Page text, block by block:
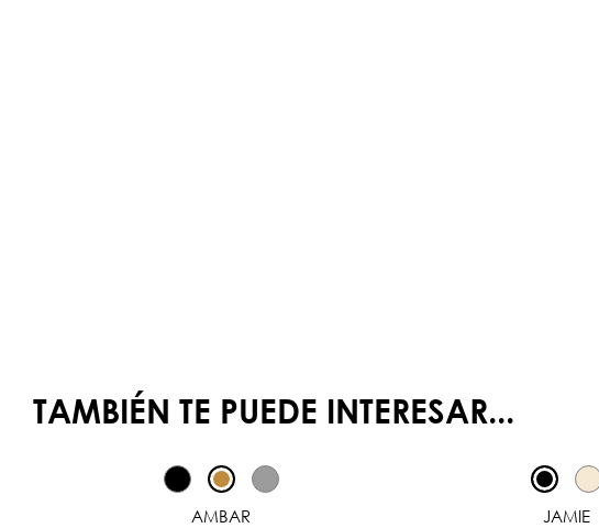
TAMBIÉN TE PUEDE INTERESAR...
AMBAR
JAMIE